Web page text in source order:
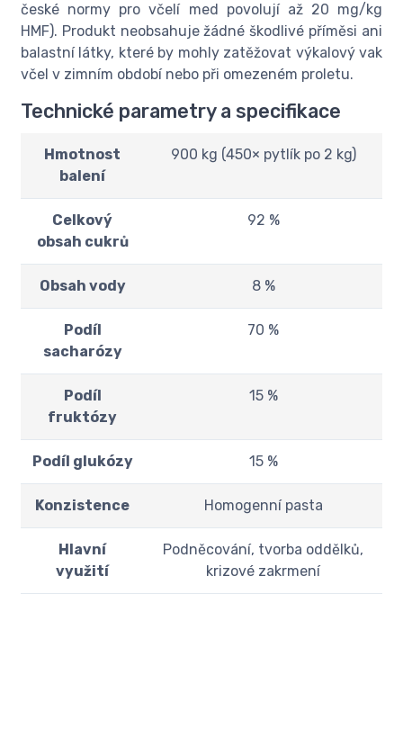
české normy pro včelí med povolují až 20 mg/kg
HMF). Produkt neobsahuje žádné škodlivé příměsi ani
balastní látky, které by mohly zatěžovat výkalový vak
včel v zimním období nebo při omezeném proletu.
Technické parametry a specifikace
Hmotnost
balení
900 kg (450× pytlík po 2 kg)
Celkový
obsah cukrů
92 %
Obsah vody 8 %
Podíl
sacharózy
70 %
Podíl
fruktózy
15 %
Podíl glukózy 15 %
Konzistence Homogenní pasta
Hlavní
využití
Podněcování, tvorba oddělků,
krizové zakrmení